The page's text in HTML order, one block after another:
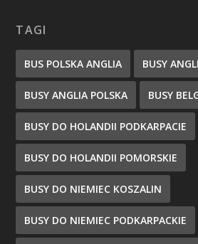
TAGI
BUS POLSKA ANGLIA BUSY
BUSY ANGLIA POLSKA BUSY
BUSY DO HOLANDII PODKARPACIE
BUSY DO HOLANDII POMORSKIE
BUSY DO NIEMIEC KOSZALIN
BUSY DO NIEMIEC PODKARPACKIE